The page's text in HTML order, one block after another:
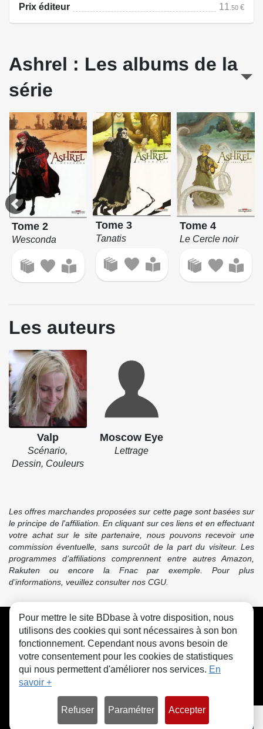
Source : Delcourt
Prix éditeur 11 .50 €
Ashrel : Les albums de la
série
Tome 2
Wesconda
Tome 3
Tanatis
Tome 4
Le Cercle noir
Les auteurs
Valp
Scénario,
Dessin, Couleurs
Moscow Eye
Lettrage
Les offres marchandes proposées sur cette page sont basées sur
le principe de l'affiliation. En cliquant sur ces liens et en effectuant
votre achat sur le site partenaire, nous pouvons recevoir une
commission éventuelle, sans surcoût de la part du visiteur. Les
programmes d’affiliations comprennent entre autres Amazon,
Rakuten ou encore la Fnac par exemple. Pour plus
d’informations, veuillez consulter nos CGU.
CGU FAQ Contact Cookies
Pour mettre le site BDbase à votre disposition, nous
utilisons des cookies qui sont nécessaires à son bon
fonctionnement. Cependant nous avons besoin de
votre consentement pour les cookies de statistiques
qui nous permettent d'améliorer nos services. En
savoir +
Refuser Paramétrer Accepter